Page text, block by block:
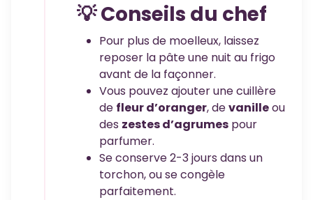
💡 Conseils du chef
Pour plus de moelleux, laissez
reposer la pâte une nuit au frigo
avant de la façonner.
Vous pouvez ajouter une cuillère
de fleur d’oranger, devanilleou
des zestes d’agrumes pour
parfumer.
Se conserve 2-3 jours dans un
torchon, ou se congèle
parfaitement.